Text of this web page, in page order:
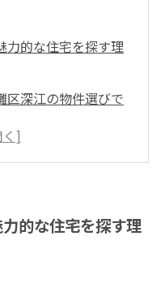
力的な住宅を探す理
区深江の物件選びで
の具体的な方法と交
！費用最適化のた
的な住宅を探す理